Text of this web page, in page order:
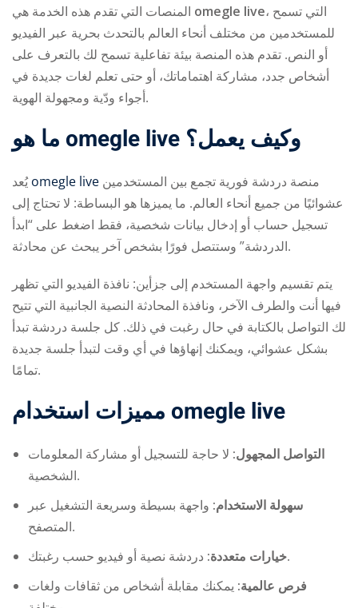
omegle live، التي تسمح
للمستخدمين من مختلف أنحاء العالم بالتحدث بحرية عبر الفيديو
أو النص. تقدم هذه المنصة بيئة تفاعلية تسمح لك بالتعرف على
أشخاص جدد، مشاركة اهتماماتك، أو حتى تعلم لغات جديدة في
أجواء ودّية ومجهولة الهوية.
ما هو omegle live وكيف يعمل؟
يُعدomegle live
عشوائيًا من جميع أنحاء العالم. ما يميزها هو البساطة: لا تحتاج إلى
تسجيل حساب أو إدخال بيانات شخصية، فقط اضغط على “ابدأ
الدردشة” وستتصل فورًا بشخص آخر يبحث عن محادثة.
يتم تقسيم واجهة المستخدم إلى جزأين: نافذة الفيديو التي تظهر
فيها أنت والطرف الآخر، ونافذة المحادثة النصية الجانبية التي تتيح
لك التواصل بالكتابة في حال رغبت في ذلك. كل جلسة دردشة تبدأ
بشكل عشوائي، ويمكنك إنهاؤها في أي وقت لتبدأ جلسة جديدة
تمامًا.
مميزات استخدام omegle live
التواصل المجهول: لا حاجة للتسجيل أو مشاركة المعلومات
الشخصية.
سهولة الاستخدام: واجهة بسيطة وسريعة التشغيل عبر
المتصفح.
خيارات متعددة:دردشة نصية أو فيديو حسب رغبتك.
فرص عالمية: يمكنك مقابلة أشخاص من ثقافات ولغات